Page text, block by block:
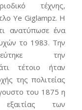
τέχνης,
Ye Giglampz. Η
ανατύπωσε ένα
το 1983. Την
την
τέτοιο ήταν
της πολιτείας
του 1875 η
των